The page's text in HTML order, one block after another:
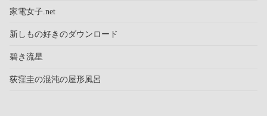
家電女子.net
新しもの好きのダウンロード
碧き流星
荻窪圭の混沌の屋形風呂